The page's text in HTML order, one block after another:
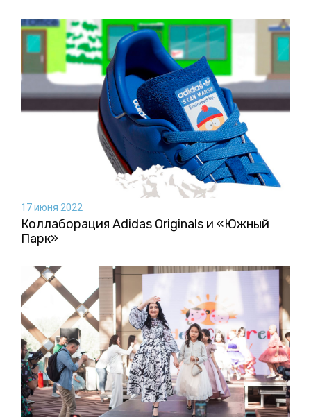
17 июня 2022
Коллаборация Аdidas Originals и «Южный
Парк»